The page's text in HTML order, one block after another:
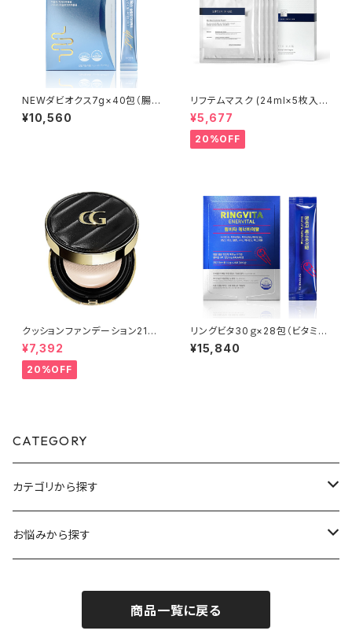
NEWダビオクス7g×40包（腸
活・便秘改善・ スリム）【Rene-
Cell】ルネセル※ご注文後、お取
¥10,560
リフテムマスク (24ml×5枚入
り) | LIFTEM MASK│乾燥・シ
ワ・目の下クマケア【Rene-Cel
l】ルネセル
¥5,677
20%OFF
クッションファンデーション21号
明るい肌色(15g x 2ea) | リフィ
ル付き Calming Glow Cushi
on #21【Rene-Cell】ルネセル
¥7,392
20%OFF
リングビタ30ｇ×28包（ビタミン
ゼリータイプ）【Rene-Cell】ル
ネセル※ご注文後、お取り寄せ
¥15,840
CATEGORY
カテゴリから探す
スキンケア
お悩みから探す
シミ・くすみケア
商品一覧に戻る